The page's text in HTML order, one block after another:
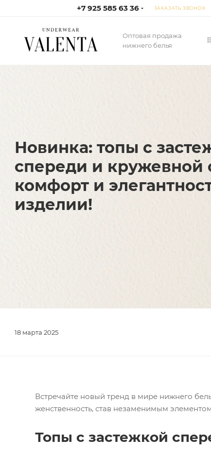
+7 925 585 63 36 ЗАКАЗАТЬ ЗВОНОК
Оптовая продажа
нижнего белья
Новинка: топы с
спереди и кружевной
комфорт и
изделии!
18 марта 2025
Встречайте новый тренд в мире нижнего
женственность, став незаменимым
Топы с застежкой